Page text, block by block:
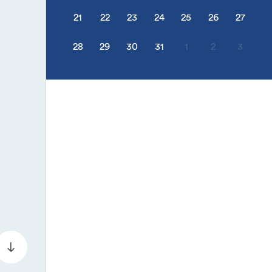
21 22 23 24 25 26 27
28 29 30 31 1 2 3